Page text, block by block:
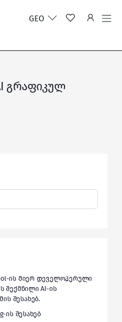
GEO
გრაფიკულ
ის მიერ დეველოპერული
შექმნილი AI-ის
შესახებ.
ის შესახებ